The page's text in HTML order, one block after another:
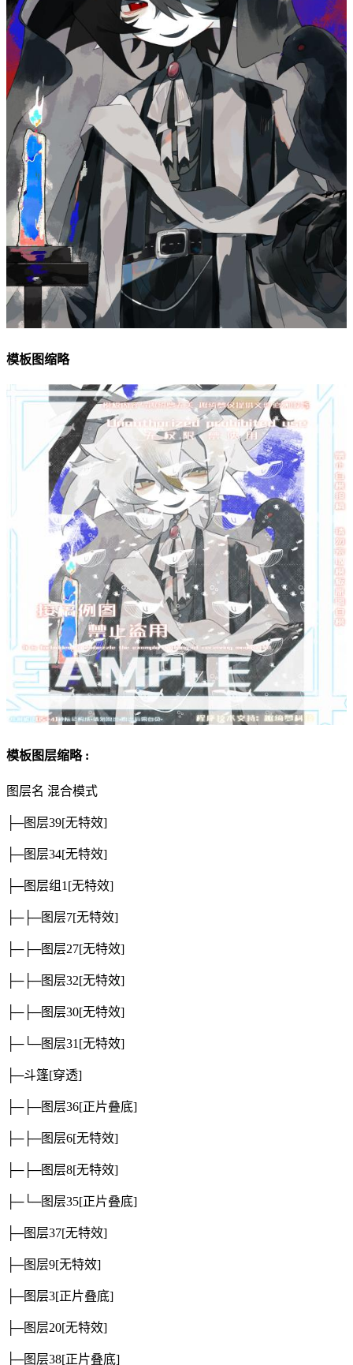
模板图缩略
模板图层缩略 :
图层名 混合模式
├─图层39[无特效]
├─图层34[无特效]
├─图层组1[无特效]
├─├─图层7[无特效]
├─├─图层27[无特效]
├─├─图层32[无特效]
├─├─图层30[无特效]
├─└─图层31[无特效]
├─斗篷[穿透]
├─├─图层36[正片叠底]
├─├─图层6[无特效]
├─├─图层8[无特效]
├─└─图层35[正片叠底]
├─图层37[无特效]
├─图层9[无特效]
├─图层3[正片叠底]
├─图层20[无特效]
├─图层38[正片叠底]